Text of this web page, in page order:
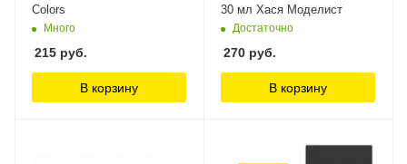
Colors
Много
215 руб.
В корзину
30 мл Хася Моделист
Достаточно
270 руб.
В корзину